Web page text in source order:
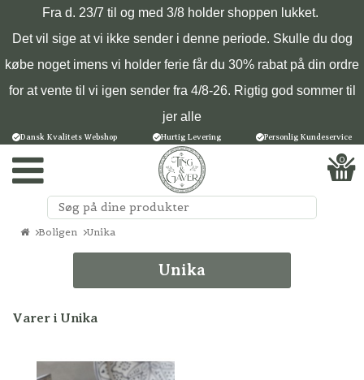
Fra d. 23/7 til og med 3/8 holder shoppen lukket.
Det vil sige at vi ikke sender i denne periode. Skulle du dog
købe noget imens vi holder ferie får du 30% rabat på din ordre
for at vente til vi igen sender fra 4/8-26. Rigtig god sommer til
jer alle
Dansk Kvalitets Webshop Hurtig Levering Personlig Kundeservice
0
Boligen Unika
Unika
Varer i Unika